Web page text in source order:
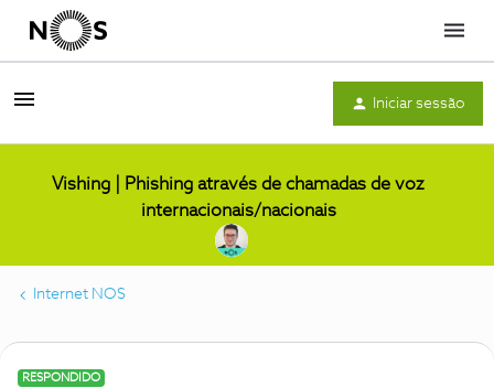
Menu
Iniciar sessão
Vishing | Phishing através de chamadas de voz
internacionais/nacionais
Internet NOS
RESPONDIDO